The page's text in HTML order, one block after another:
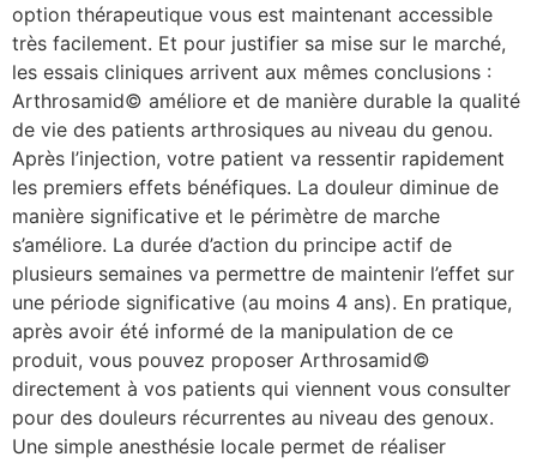
option thérapeutique vous est maintenant accessible
très facilement. Et pour justifier sa mise sur le marché,
les essais cliniques arrivent aux mêmes conclusions :
Arthrosamid© améliore et de manière durable la qualité
de vie des patients arthrosiques au niveau du genou.
Après l’injection, votre patient va ressentir rapidement
les premiers effets bénéfiques. La douleur diminue de
manière significative et le périmètre de marche
s’améliore. La durée d’action du principe actif de
plusieurs semaines va permettre de maintenir l’effet sur
une période significative (au moins 4 ans). En pratique,
après avoir été informé de la manipulation de ce
produit, vous pouvez proposer Arthrosamid©
directement à vos patients qui viennent vous consulter
pour des douleurs récurrentes au niveau des genoux.
Une simple anesthésie locale permet de réaliser